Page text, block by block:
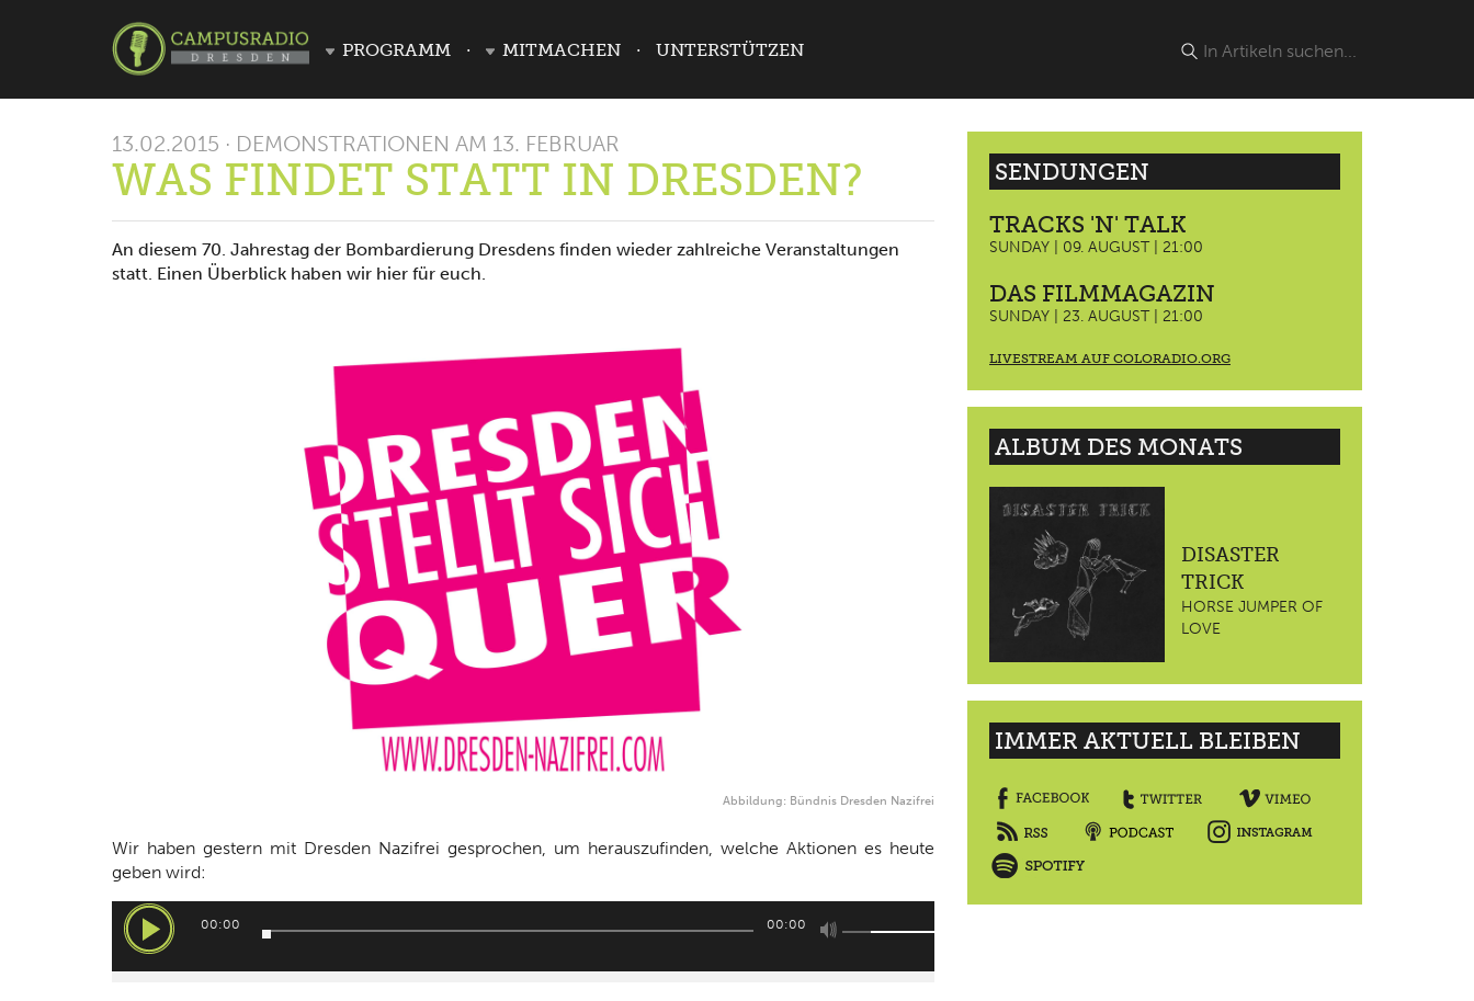
PROGRAMM MITMACHEN UNTERSTÜTZEN
13.02.2015 · DEMONSTRATIONEN AM 13. FEBRUAR
WAS FINDET STATT IN DRESDEN?
An diesem 70. Jahrestag der Bombardierung Dresdens finden wieder zahlreiche Veranstaltungen
statt. Einen Überblick haben wir hier für euch.
Abbildung: Bündnis Dresden Nazifrei
Wir haben gestern mit Dresden Nazifrei gesprochen, um herauszufinden, welche Aktionen es heute
geben wird:
Audio-
Player
00:00 00:00
Pfeiltasten
benutzen,
SENDUNGEN
TRACKS 'N' TALK
SUNDAY | 09. AUGUST | 21:00
DAS FILMMAGAZIN
SUNDAY | 23. AUGUST | 21:00
LIVESTREAM AUF COLORADIO.ORG
ALBUM DES MONATS
DISASTER
TRICK
HORSE JUMPER OF
LOVE
IMMER AKTUELL BLEIBEN